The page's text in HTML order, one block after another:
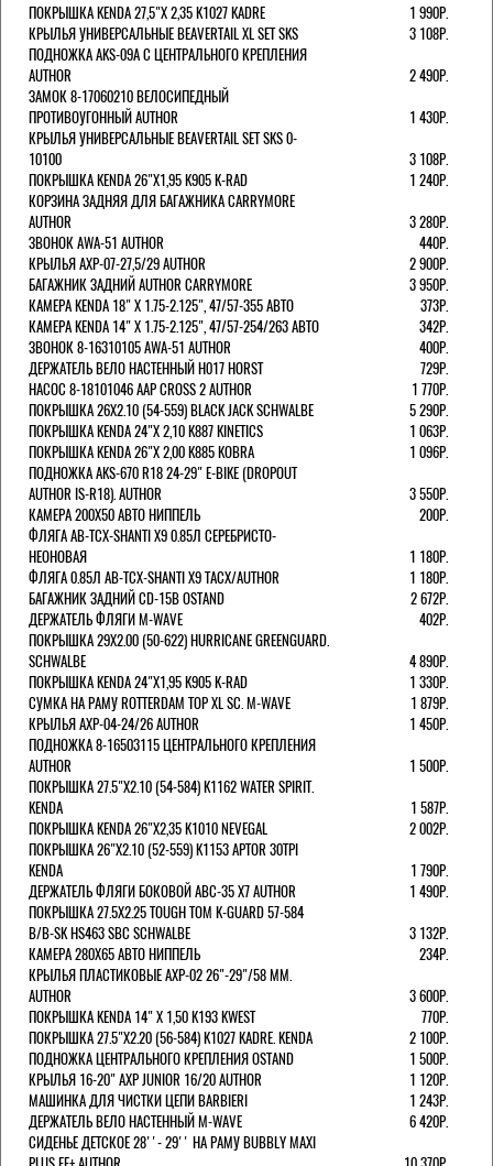
ПОКРЫШКА KENDA 27,5"Х 2,35 K1027 KADRE
1 990Р.
КРЫЛЬЯ УНИВЕРСАЛЬНЫЕ BEAVERTAIL XL SET SKS
3 108Р.
ПОДНОЖКА AKS-09A C ЦЕНТРАЛЬНОГО КРЕПЛЕНИЯ
AUTHOR
2 490Р.
ЗАМОК 8-17060210 ВЕЛОСИПЕДНЫЙ
ПРОТИВОУГОННЫЙ AUTHOR
1 430Р.
КРЫЛЬЯ УНИВЕРСАЛЬНЫЕ BEAVERTAIL SET SKS 0-
10100
3 108Р.
ПОКРЫШКА KENDA 26"Х1,95 K905 K-RAD
1 240Р.
КОРЗИНА ЗАДНЯЯ ДЛЯ БАГАЖНИКА CARRYMORE
AUTHOR
3 280Р.
ЗВОНОК AWA-51 AUTHOR
440Р.
КРЫЛЬЯ AXP-07-27,5/29 AUTHOR
2 900Р.
БАГАЖНИК ЗАДНИЙ AUTHOR CARRYMORE
3 950Р.
КАМЕРА KENDA 18" Х 1.75-2.125", 47/57-355 АВТО
373Р.
КАМЕРА KENDA 14" Х 1.75-2.125", 47/57-254/263 АВТО
342Р.
ЗВОНОК 8-16310105 AWA-51 AUTHOR
400Р.
ДЕРЖАТЕЛЬ ВЕЛО НАСТЕННЫЙ H017 HORST
729Р.
НАСОС 8-18101046 AAP CROSS 2 AUTHOR
1 770Р.
ПОКРЫШКА 26X2.10 (54-559) BLACK JACK SCHWALBE
5 290Р.
ПОКРЫШКА KENDA 24"Х 2,10 K887 KINETICS
1 063Р.
ПОКРЫШКА KENDA 26"Х 2,00 K885 KOBRA
1 096Р.
ПОДНОЖКА AKS-670 R18 24-29" E-BIKE (DROPOUT
AUTHOR IS-R18). AUTHOR
3 550Р.
КАМЕРА 200Х50 АВТО НИППЕЛЬ
200Р.
ФЛЯГА AB-TCX-SHANTI X9 0.85Л СЕРЕБРИСТО-
НЕОНОВАЯ
1 180Р.
ФЛЯГА 0.85Л AB-TCX-SHANTI X9 TACX/AUTHOR
1 180Р.
БАГАЖНИК ЗАДНИЙ CD-15B OSTAND
2 672Р.
ДЕРЖАТЕЛЬ ФЛЯГИ M-WAVE
402Р.
ПОКРЫШКА 29X2.00 (50-622) HURRICANE GREENGUARD.
SCHWALBE
4 890Р.
ПОКРЫШКА KENDA 24"Х1,95 K905 K-RAD
1 330Р.
СУМКА НА РАМУ ROTTERDAM TOP XL SC. M-WAVE
1 879Р.
КРЫЛЬЯ AXP-04-24/26 AUTHOR
1 450Р.
ПОДНОЖКА 8-16503115 ЦЕНТРАЛЬНОГО КРЕПЛЕНИЯ
AUTHOR
1 500Р.
ПОКРЫШКА 27.5"Х2.10 (54-584) K1162 WATER SPIRIT.
KENDA
1 587Р.
ПОКРЫШКА KENDA 26"Х2,35 K1010 NEVEGAL
2 002Р.
ПОКРЫШКА 26"Х2.10 (52-559) K1153 APTOR 30TPI
KENDA
1 790Р.
ДЕРЖАТЕЛЬ ФЛЯГИ БОКОВОЙ ABC-35 X7 AUTHOR
1 490Р.
ПОКРЫШКА 27.5X2.25 TOUGH TOM K-GUARD 57-584
B/B-SK HS463 SBC SCHWALBE
3 132Р.
КАМЕРА 280Х65 АВТО НИППЕЛЬ
234Р.
КРЫЛЬЯ ПЛАСТИКОВЫЕ AXP-02 26"-29"/58 ММ.
AUTHOR
3 600Р.
ПОКРЫШКА KENDA 14" Х 1,50 K193 KWEST
770Р.
ПОКРЫШКА 27.5"Х2.20 (56-584) K1027 KADRE. KENDA
2 100Р.
ПОДНОЖКА ЦЕНТРАЛЬНОГО КРЕПЛЕНИЯ OSTAND
1 500Р.
КРЫЛЬЯ 16-20" AXP JUNIOR 16/20 AUTHOR
1 120Р.
МАШИНКА ДЛЯ ЧИСТКИ ЦЕПИ BARBIERI
1 243Р.
ДЕРЖАТЕЛЬ ВЕЛО НАСТЕННЫЙ M-WAVE
6 420Р.
СИДЕНЬЕ ДЕТСКОЕ 28''- 29'' НА РАМУ BUBBLY MAXI